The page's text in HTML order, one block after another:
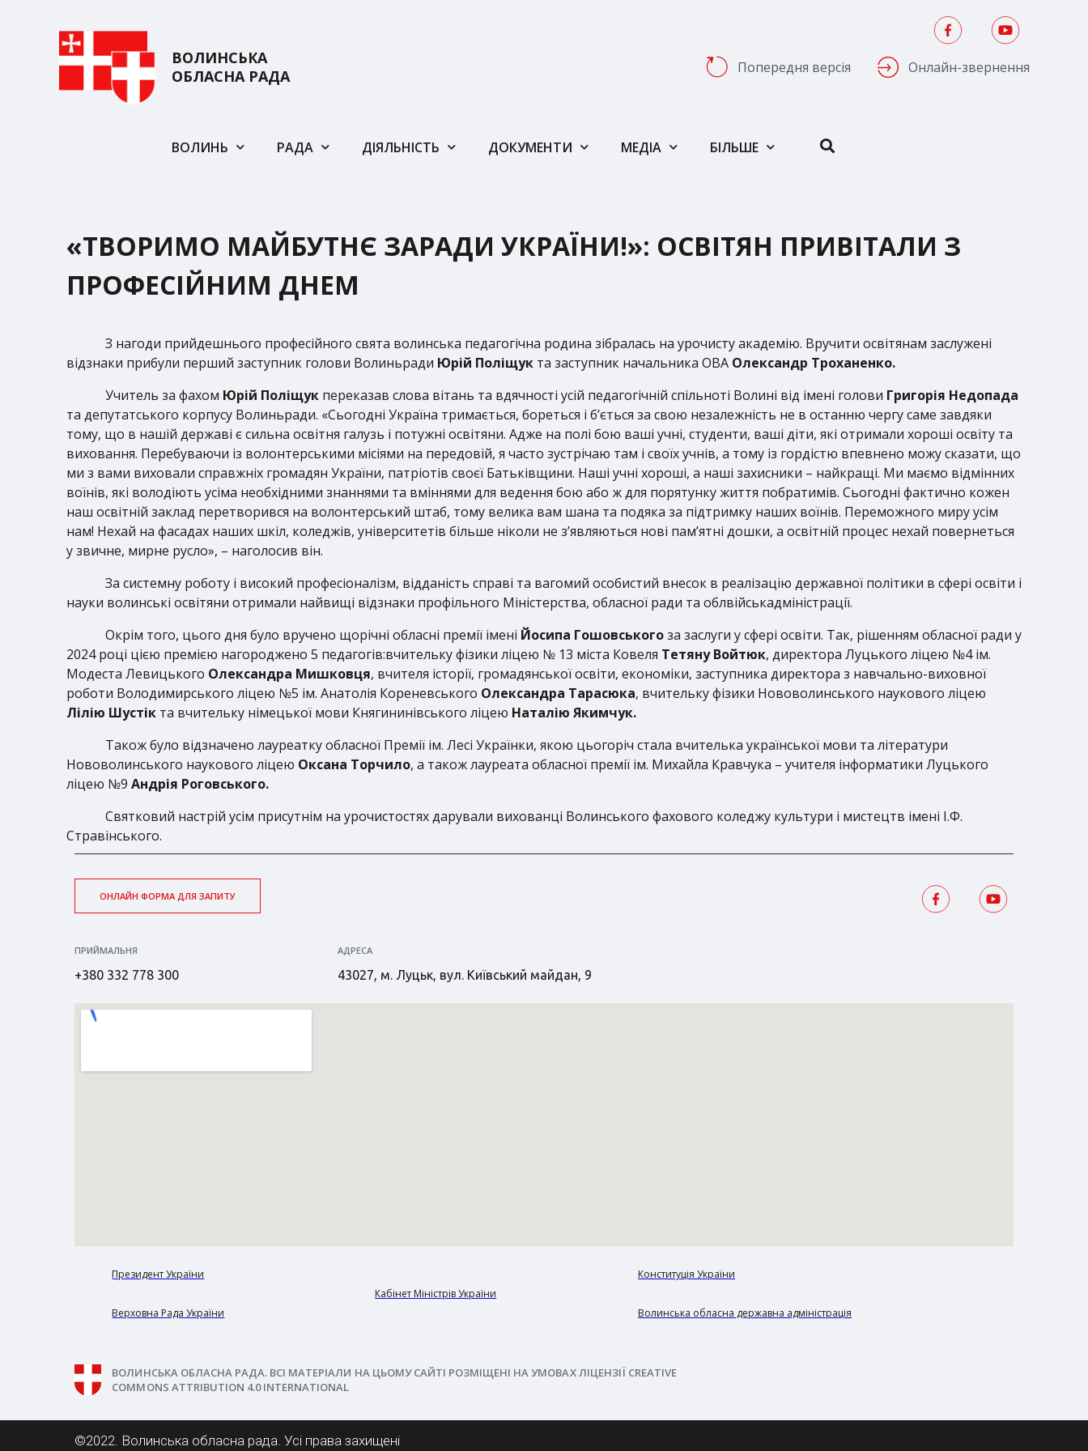
ВОЛИНСЬКА
ОБЛАСНА РАДА
Попередня версія Онлайн-звернення
ВОЛИНЬ РАДА ДІЯЛЬНІСТЬ ДОКУМЕНТИ МЕДІА БІЛЬШЕ
«ТВОРИМО МАЙБУТНЄ ЗАРАДИ УКРАЇНИ!»: ОСВІТЯН ПРИВІТАЛИ З
ПРОФЕСІЙНИМ ДНЕМ
З нагоди прийдешнього професійного свята волинська педагогічна родина зібралась на урочисту академію. Вручити освітянам заслужені
відзнаки прибули перший заступник голови Волиньради Юрій Поліщук та заступник начальника ОВА Олександр Троханенко.
Учитель за фахом Юрій Поліщук переказав слова вітань та вдячності усій педагогічній спільноті Волині від імені голови Григорія Недопада
та депутатського корпусу Волиньради. «Сьогодні Україна тримається, бореться і б’ється за свою незалежність не в останню чергу саме завдяки
тому, що в нашій державі є сильна освітня галузь і потужні освітяни. Адже на полі бою ваші учні, студенти, ваші діти, які отримали хороші освіту та
виховання. Перебуваючи із волонтерськими місіями на передовій, я часто зустрічаю там і своїх учнів, а тому із гордістю впевнено можу сказати, що
ми з вами виховали справжніх громадян України, патріотів своєї Батьківщини. Наші учні хороші, а наші захисники – найкращі. Ми маємо відмінних
воїнів, які володіють усіма необхідними знаннями та вміннями для ведення бою або ж для порятунку життя побратимів. Сьогодні фактично кожен
наш освітній заклад перетворився на волонтерський штаб, тому велика вам шана та подяка за підтримку наших воїнів. Переможного миру усім
нам! Нехай на фасадах наших шкіл, коледжів, університетів більше ніколи не з’являються нові пам’ятні дошки, а освітній процес нехай повернеться
у звичне, мирне русло», – наголосив він.
За системну роботу і високий професіоналізм, відданість справі та вагомий особистий внесок в реалізацію державної політики в сфері освіти і
науки волинські освітяни отримали найвищі відзнаки профільного Міністерства, обласної ради та облвійськадміністрації.
Окрім того, цього дня було вручено щорічні обласні премії імені Йосипа Гошовськогоза заслуги у сфері освіти. Так, рішенням обласної ради у
2024 році цією премією нагороджено 5 педагогів:вчительку фізики ліцею № 13 міста Ковеля Тетяну Войтюк, директора Луцького ліцею №4 ім.
Модеста Левицького Олександра Мишковця, вчителя історії, громадянської освіти, економіки, заступника директора з навчально-виховної
роботи Володимирського ліцею №5 ім. Анатолія Кореневського Олександра Тарасюка, вчительку фізики Нововолинського наукового ліцею
Лілію Шустік та вчительку німецької мови Княгининівського ліцею Наталію Якимчук.
Також було відзначено лауреатку обласної Премії ім. Лесі Українки, якою цьогоріч стала вчителька української мови та літератури
Нововолинського наукового ліцею Оксана Торчило, а також лауреата обласної премії ім. Михайла Кравчука – учителя інформатики Луцького
ліцею №9 Андрія Роговського.
Святковий настрій усім присутнім на урочистостях дарували вихованці Волинського фахового коледжу культури і мистецтв імені І.Ф.
Стравінського.
ОНЛАЙН ФОРМА ДЛЯ ЗАПИТУ
ПРИЙМАЛЬНЯ
+380 332 778 300
АДРЕСА
43027, м. Луцьк, вул. Київський майдан, 9
Президент України
Верховна Рада України
Кабінет Міністрів України
Конституція України
Волинська обласна державна адміністрація
ВОЛИНСЬКА ОБЛАСНА РАДА. ВСІ МАТЕРІАЛИ НА ЦЬОМУ САЙТІ РОЗМІЩЕНІ НА УМОВАХ ЛІЦЕНЗІЇ CREATIVE
COMMONS ATTRIBUTION 4.0 INTERNATIONAL
©2022. Волинська обласна рада. Усі права захищені